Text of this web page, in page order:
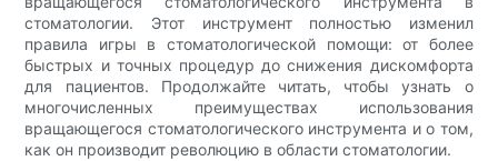
стоматологии. Этот инструмент полностью изменил
правила игры в стоматологической помощи: от более
быстрых и точных процедур до снижения дискомфорта
для пациентов. Продолжайте читать, чтобы узнать о
многочисленных преимуществах использования
вращающегося стоматологического инструмента и о том,
как он производит революцию в области стоматологии.